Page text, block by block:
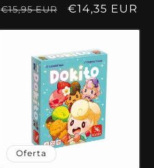
Precio
€15,95 EUR
Precio
€14,35 EUR
Oferta